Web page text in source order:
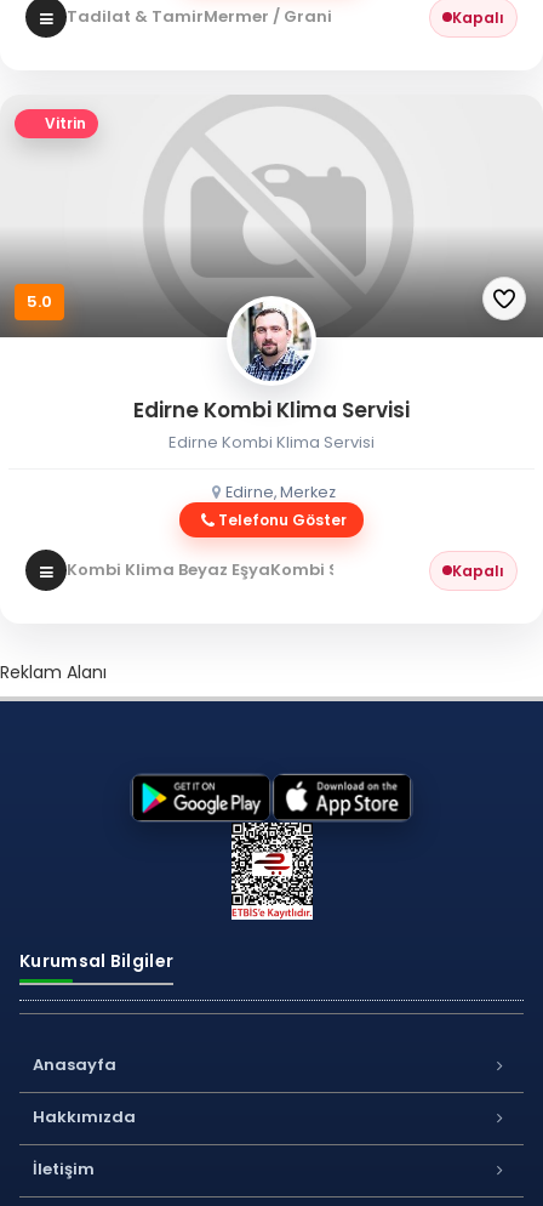
Tadilat & TamirMermer / Granit Kapalı
Vitrin
5.0
Edirne Kombi Klima Servisi
Edirne Kombi Klima Servisi
Edirne, Merkez
Telefonu Göster
Kombi Klima Beyaz EşyaKombi Servisi Kapalı
Reklam Alanı
Kurumsal Bilgiler
Anasayfa
Hakkımızda
İletişim